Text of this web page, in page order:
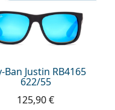
Ban Justin RB4165
622/55
125,90 €